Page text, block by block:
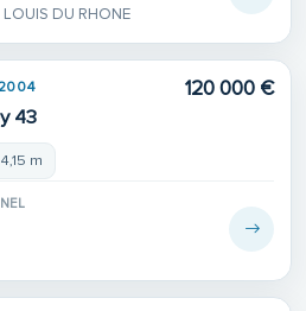
DU RHONE
43
120 000 €
m